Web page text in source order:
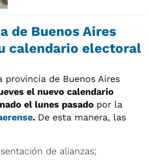
de Buenos Aires
calendario electoral
provincia de Buenos Aires
el nuevo calendario
el lunes pasado por la
. De esta manera, las
de alianzas;